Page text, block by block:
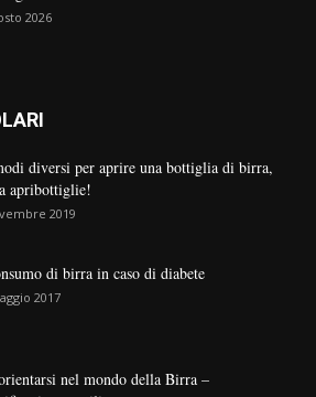
2026
diversi per aprire una bottiglia di birra,
apribottiglie!
2019
di birra in caso di diabete
2017
nel mondo della Birra –